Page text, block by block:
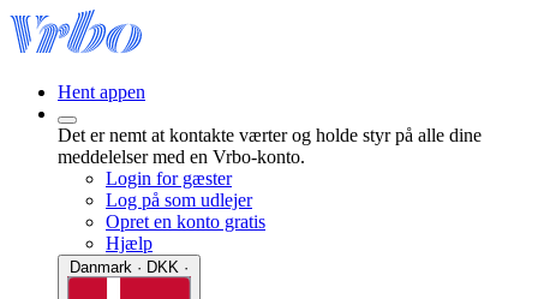
Hent appen
Det er nemt at kontakte værter og holde styr på alle dine
meddelelser med en Vrbo-konto.
Login for gæster
Log på som udlejer
Opret en konto gratis
Hjælp